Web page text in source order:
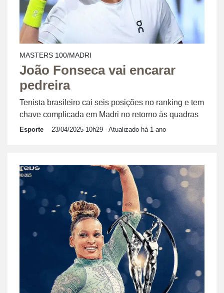
MASTERS 100/MADRI
João Fonseca vai encarar
pedreira
Tenista brasileiro cai seis posições no ranking e tem
chave complicada em Madri no retorno às quadras
Esporte 23/04/2025 10h29 - Atualizado há 1 ano